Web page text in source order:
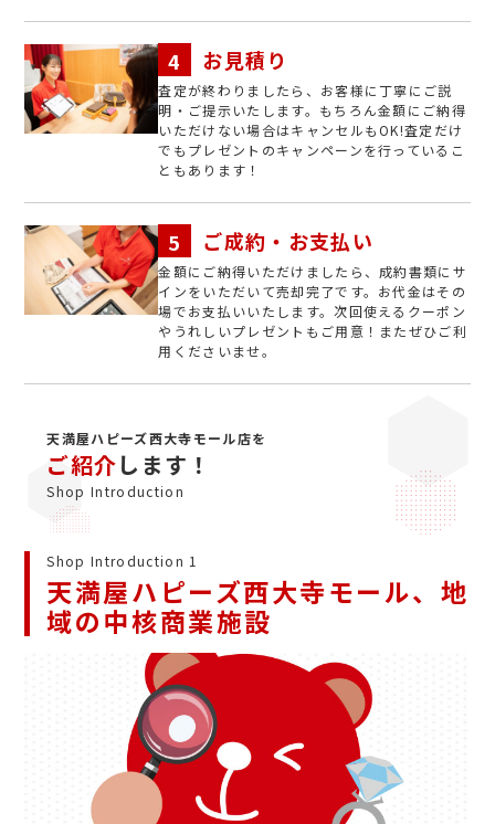
お見積り
査定が終わりましたら、お客様に丁寧にご説
明・ご提示いたします。もちろん金額にご納得
いただけない場合はキャンセルもOK!査定だけ
でもプレゼントのキャンペーンを行っているこ
ともあります！
ご成約・お支払い
金額にご納得いただけましたら、成約書類にサ
インをいただいて売却完了です。お代金はその
場でお支払いいたします。次回使えるクーポン
やうれしいプレゼントもご用意！またぜひご利
用くださいませ。
天満屋ハピーズ西大寺モール店を
ご紹介します！
Shop Introduction
Shop Introduction 1
天満屋ハピーズ西大寺モール、地
域の中核商業施設